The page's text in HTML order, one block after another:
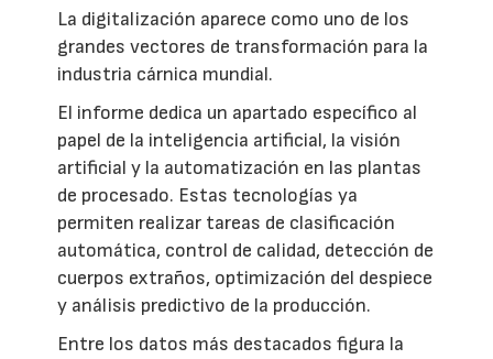
La digitalización aparece como uno de los
grandes vectores de transformación para la
industria cárnica mundial.
El informe dedica un apartado específico al
papel de la inteligencia artificial, la visión
artificial y la automatización en las plantas
de procesado. Estas tecnologías ya
permiten realizar tareas de clasificación
automática, control de calidad, detección de
cuerpos extraños, optimización del despiece
y análisis predictivo de la producción.
Entre los datos más destacados figura la